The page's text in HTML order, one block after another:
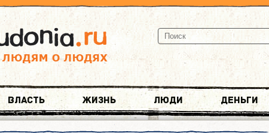
Власть Жизнь Люди Деньги